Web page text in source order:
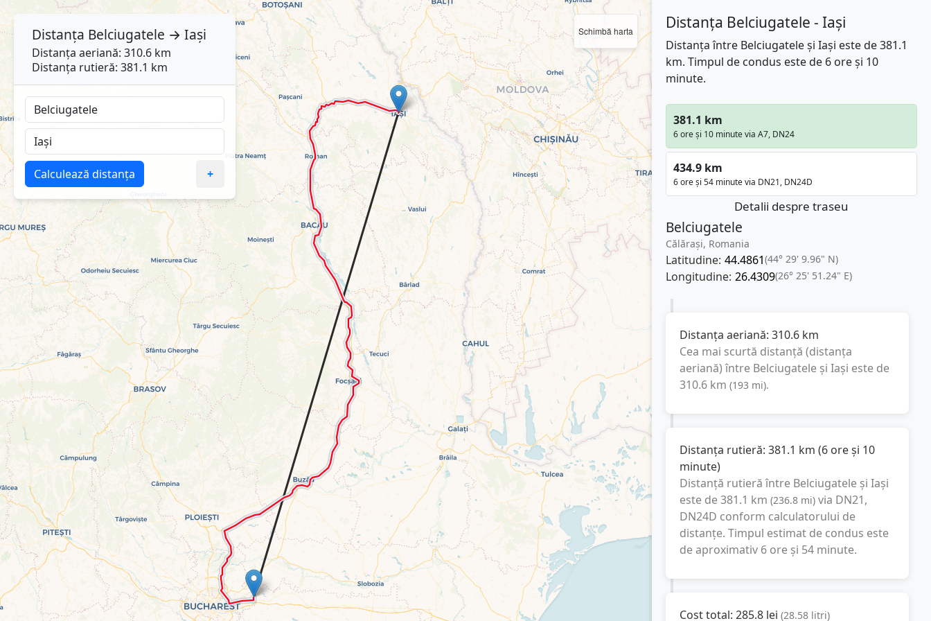
Schimbă harta Distanța Belciugatele - Iași
Distanța între Belciugatele și Iași este de 381.1
km. Timpul de condus este de 6 ore și 10
minute.
381.1 km
6 ore și 10 minute via A7, DN24
434.9 km
6 ore și 54 minute via DN21, DN24D
Detalii despre traseu
Belciugatele
Călărași, Romania
Latitudine: 44.4861(44° 29' 9.96" N)
Longitudine: 26.4309(26° 25' 51.24" E)
Distanța aeriană: 310.6 km
Cea mai scurtă distanță (distanța
aeriană) între Belciugateleși Iași este de
310.6 km (193 mi).
Distanța rutieră: 381.1 km (6 ore și 10
minute)
Distanță rutieră între Belciugateleși Iași
este de381.1 km (236.8 mi) via DN21,
DN24D conform calculatorului de
distanțe. Timpul estimat de condus este
de aproximativ 6 ore și 54 minute.
Cost total: 285.8 lei (28.58 litri)
Distanța Belciugatele → Iași
Distanța aeriană: 310.6 km
Distanța rutieră: 381.1 km
Calculează distanța +